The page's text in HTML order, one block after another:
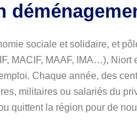
sociale et solidaire, et
MACIF, MAAF, IMA…), Niort
Chaque année, des
militaires ou salariés du
quittent la région pour de